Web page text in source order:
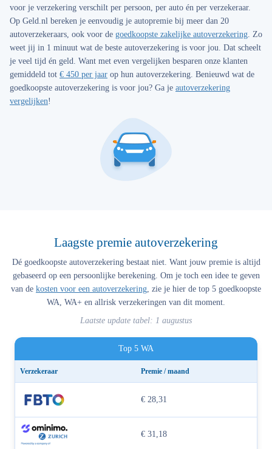
voor je verzekering verschilt per persoon, per auto én per verzekeraar.
Op Geld.nl bereken je eenvoudig je autopremie bij meer dan 20
autoverzekeraars, ook voor de goedkoopste zakelijke autoverzekering. Zo
weet jij in 1 minuut wat de beste autoverzekering is voor jou. Dat scheelt
je veel tijd én geld. Want met even vergelijken besparen onze klanten
gemiddeld tot € 450 per jaar op hun autoverzekering. Benieuwd wat de
goedkoopste autoverzekering is voor jou? Ga je autoverzekering
vergelijken!
Laagste premie autoverzekering
Dé goedkoopste autoverzekering bestaat niet. Want jouw premie is altijd
gebaseerd op een persoonlijke berekening. Om je toch een idee te geven
van de kosten voor een autoverzekering, zie je hier de top 5 goedkoopste
WA, WA+ en allrisk verzekeringen van dit moment.
Laatste update tabel: 1 augustus
Top 5 WA
Verzekeraar Premie / maand
€ 28,31
€ 31,18